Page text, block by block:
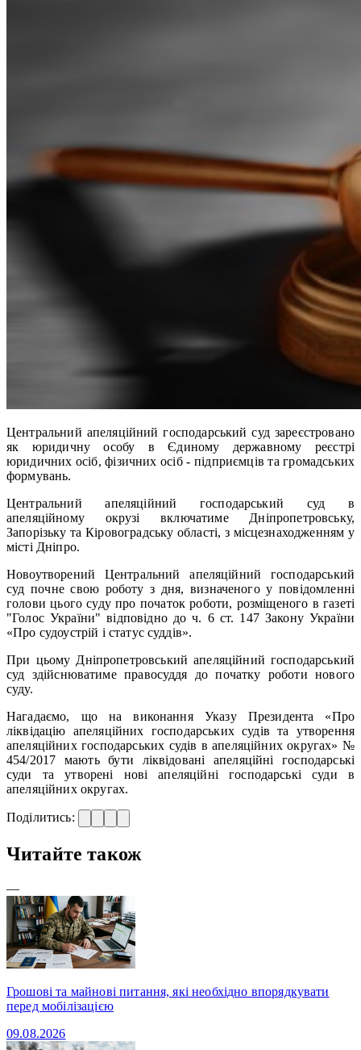
Центральний апеляційний господарський суд зареєстровано
як юридичну особу в Єдиному державному реєстрі
юридичних осіб, фізичних осіб - підприємців та громадських
формувань.
Центральний апеляційний господарський суд в
апеляційному окрузі включатиме Дніпропетровську,
Запорізьку та Кіровоградську області, з місцезнаходженням у
місті Дніпро.
Новоутворений Центральний апеляційний господарський
суд почне свою роботу з дня, визначеного у повідомленні
голови цього суду про початок роботи, розміщеного в газеті
"Голос України" відповідно до ч. 6 ст. 147 Закону України
«Про судоустрій і статус суддів».
При цьому Дніпропетровський апеляційний господарський
суд здійснюватиме правосуддя до початку роботи нового
суду.
Нагадаємо, що на виконання Указу Президента «Про
ліквідацію апеляційних господарських судів та утворення
апеляційних господарських судів в апеляційних округах» №
454/2017 мають бути ліквідовані апеляційні господарські
суди та утворені нові апеляційні господарські суди в
апеляційних округах.
Поділитись:
Читайте також
—
Грошові та майнові питання, які необхідно впорядкувати
перед мобілізацією
09.08.2026